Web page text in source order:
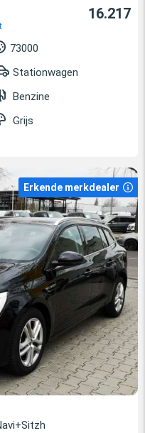
16.217
73000
Stationwagen
Benzine
Grijs
Erkende merkdealer